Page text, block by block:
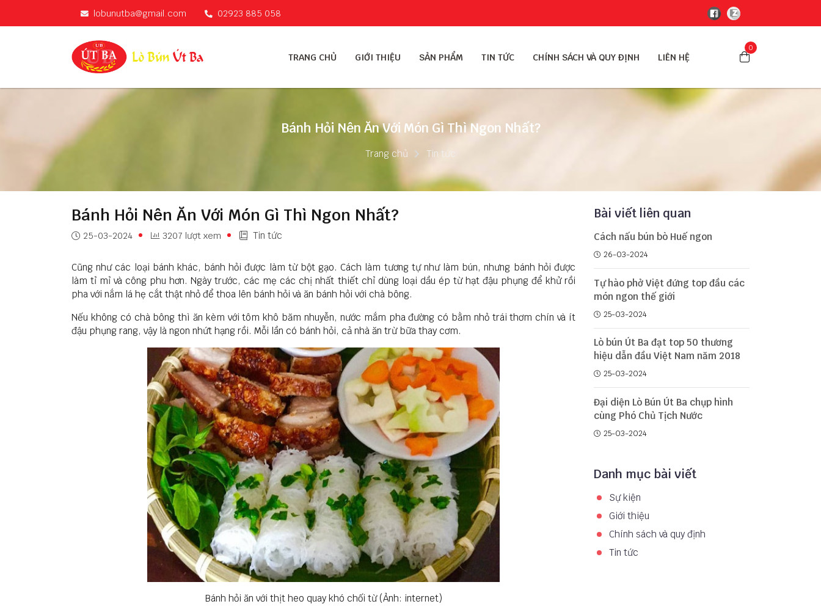
lobunutba@gmail.com 02923 885 058
TRANG CHỦ GIỚI THIỆU SẢN PHẨM TIN TỨC CHÍNH SÁCH VÀ QUY ĐỊNH LIÊN HỆ
0
Bánh Hỏi Nên Ăn Với Món Gì Thì Ngon Nhất?
Trang chủ Tin tức
Bánh Hỏi Nên Ăn Với Món Gì Thì Ngon Nhất?
25-03-2024 3207 lượt xem Tin tức
Cũng như các loại bánh khác, bánh hỏi được làm từ bột gạo. Cách làm tương tự như làm bún, nhưng bánh hỏi được
làm tỉ mỉ và công phu hơn. Ngày trước, các mẹ các chị nhất thiết chỉ dùng loại dầu ép từ hạt đậu phụng để khử rồi
pha với nắm lá hẹ cắt thật nhỏ để thoa lên bánh hỏi và ăn bánh hỏi với chà bông.
​Nếu không có chà bông thì ăn kèm với tôm khô băm nhuyễn, nước mắm pha đường có bằm nhỏ trái thơm chín và ít
đậu phụng rang, vậy là ngon nhứt hạng rồi. Mỗi lần có bánh hỏi, cả nhà ăn trừ bữa thay cơm.
Bánh hỏi ăn với thịt heo quay khó chối từ (Ảnh: internet)
Bài viết liên quan
Cách nấu bún bò Huế ngon
26-03-2024
Tự hào phở Việt đứng top đầu các
món ngon thế giới
25-03-2024
Lò bún Út Ba đạt top 50 thương
hiệu dẫn đầu Việt Nam năm 2018
25-03-2024
Đại diện Lò Bún Út Ba chụp hình
cùng Phó Chủ Tịch Nước
25-03-2024
Danh mục bài viết
Sự kiện
Giới thiệu
Chính sách và quy định
Tin tức